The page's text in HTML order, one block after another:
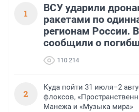
1
ВСУ ударили
ракетами по
регионам России.
сообщили о
110 214
2
Куда пойти 31 июля–2
флоксов,
Манежа и «Музыка мира»